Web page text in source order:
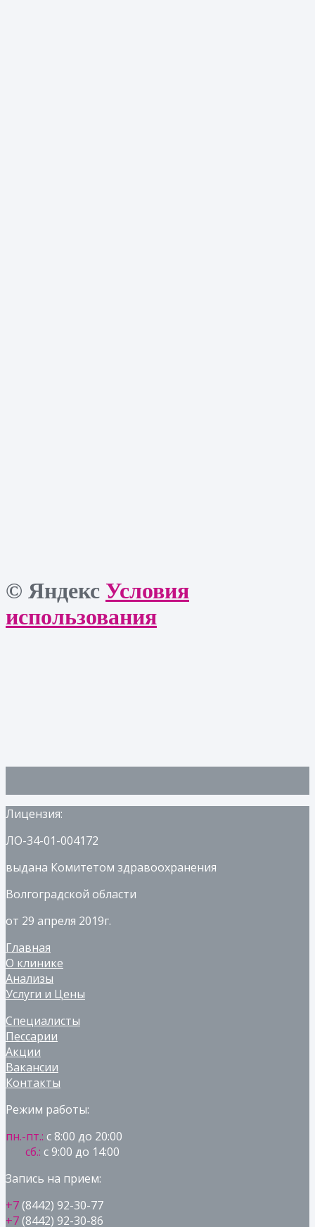
© Яндекс Условия
использования
Лицензия:
ЛО-34-01-004172
выдана Комитетом здравоохранения
Волгоградской области
от 29 апреля 2019г.
Главная
О клинике
Анализы
Услуги и Цены
Специалисты
Пессарии
Акции
Вакансии
Контакты
Режим работы:
пн.-пт.: с 8:00 до 20:00
сб.: с 9:00 до 14:00
Запись на прием:
+7(8442) 92-30-77
+7(8442) 92-30-86